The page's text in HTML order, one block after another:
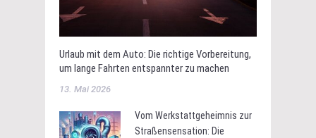
Urlaub mit dem Auto: Die richtige Vorbereitung,
um lange Fahrten entspannter zu machen
13. Mai 2026
Vom Werkstattgeheimnis zur
Straßensensation: Die